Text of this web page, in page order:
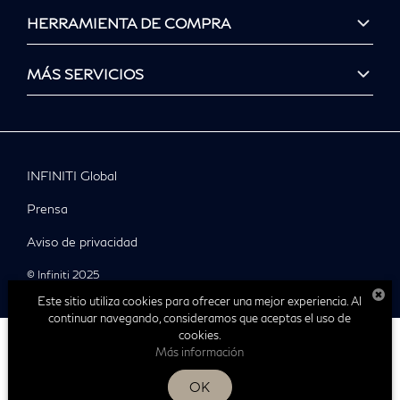
HERRAMIENTA DE COMPRA
MÁS SERVICIOS
INFINITI Global
Prensa
Aviso de privacidad
© Infiniti 2025
Av. Miguel Hidalgo
México 89369| Ventas:
Este sitio utiliza cookies para ofrecer una mejor experiencia. Al
continuar navegando, consideramos que aceptas el uso de
cookies.
Más información
OK